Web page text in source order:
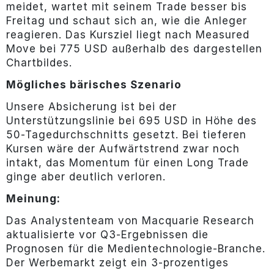
meidet, wartet mit seinem Trade besser bis
Freitag und schaut sich an, wie die Anleger
reagieren. Das Kursziel liegt nach Measured
Move bei 775 USD außerhalb des dargestellen
Chartbildes.
Mögliches bärisches Szenario
Unsere Absicherung ist bei der
Unterstützungslinie bei 695 USD in Höhe des
50-Tagedurchschnitts gesetzt. Bei tieferen
Kursen wäre der Aufwärtstrend zwar noch
intakt, das Momentum für einen Long Trade
ginge aber deutlich verloren.
Meinung:
Das Analystenteam von Macquarie Research
aktualisierte vor Q3-Ergebnissen die
Prognosen für die Medientechnologie-Branche.
Der Werbemarkt zeigt ein 3-prozentiges